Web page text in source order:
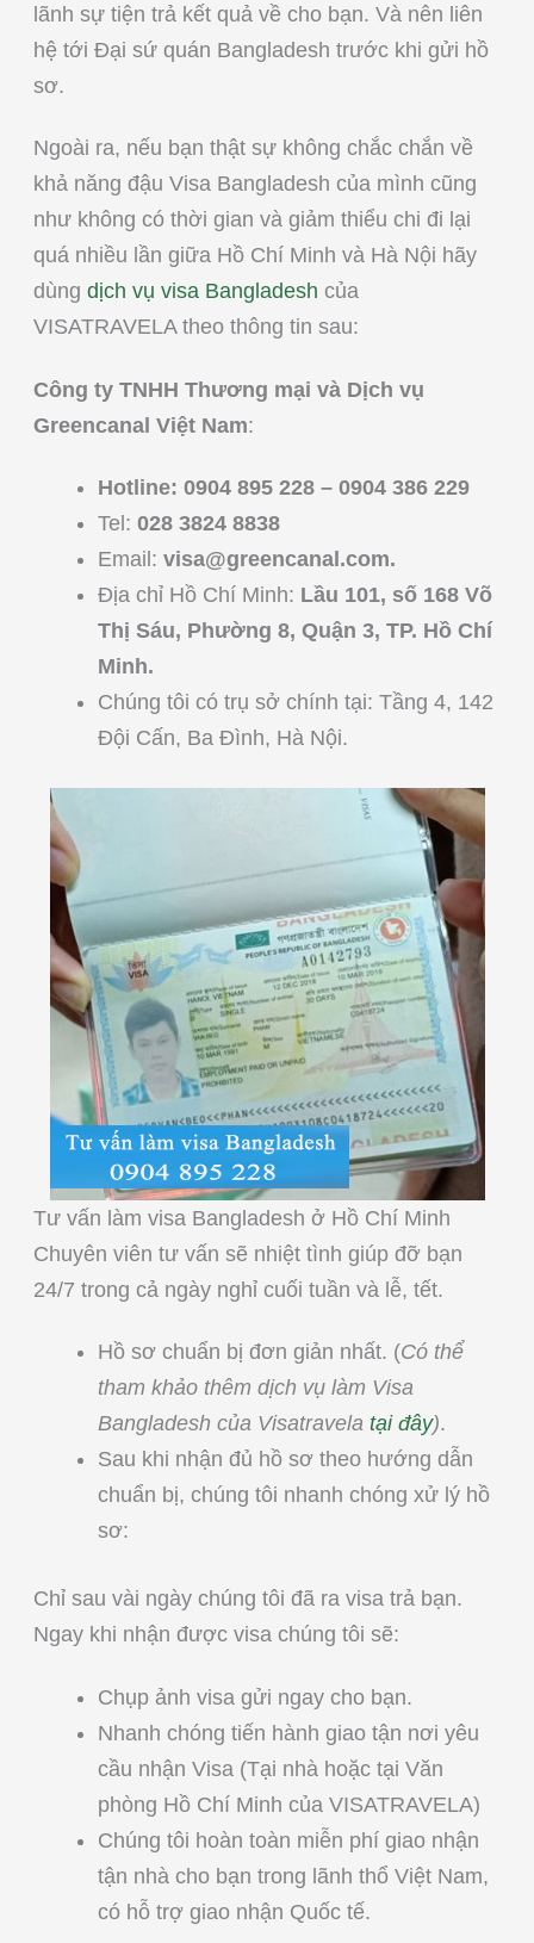
lãnh sự tiện trả kết quả về cho bạn. Và nên liên
hệ tới Đại sứ quán Bangladesh trước khi gửi hồ
sơ.
Ngoài ra, nếu bạn thật sự không chắc chắn về
khả năng đậu Visa Bangladesh của mình cũng
như không có thời gian và giảm thiểu chi đi lại
quá nhiều lần giữa Hồ Chí Minh và Hà Nội hãy
dùng dịch vụ visa Bangladesh của
VISATRAVELA theo thông tin sau:
Công ty TNHH Thương mại và Dịch vụ
Greencanal Việt Nam:
Hotline: 0904 895 228 – 0904 386 229
Tel: 028 3824 8838
Email: visa@greencanal.com.
Địa chỉ Hồ Chí Minh: Lầu 101, số 168 Võ
Thị Sáu, Phường 8, Quận 3, TP. Hồ Chí
Minh.
Chúng tôi có trụ sở chính tại: Tầng 4, 142
Đội Cấn, Ba Đình, Hà Nội.
Tư vấn làm visa Bangladesh ở Hồ Chí Minh
Chuyên viên tư vấn sẽ nhiệt tình giúp đỡ bạn
24/7 trong cả ngày nghỉ cuối tuần và lễ, tết.
Hồ sơ chuẩn bị đơn giản nhất. (Có thể
tham khảo thêm dịch vụ làm Visa
Bangladesh của Visatravela tại đây).
Sau khi nhận đủ hồ sơ theo hướng dẫn
chuẩn bị, chúng tôi nhanh chóng xử lý hồ
sơ:
Chỉ sau vài ngày chúng tôi đã ra visa trả bạn.
Ngay khi nhận được visa chúng tôi sẽ:
Chụp ảnh visa gửi ngay cho bạn.
Nhanh chóng tiến hành giao tận nơi yêu
cầu nhận Visa (Tại nhà hoặc tại Văn
phòng Hồ Chí Minh của VISATRAVELA)
Chúng tôi hoàn toàn miễn phí giao nhận
tận nhà cho bạn trong lãnh thổ Việt Nam,
có hỗ trợ giao nhận Quốc tế.